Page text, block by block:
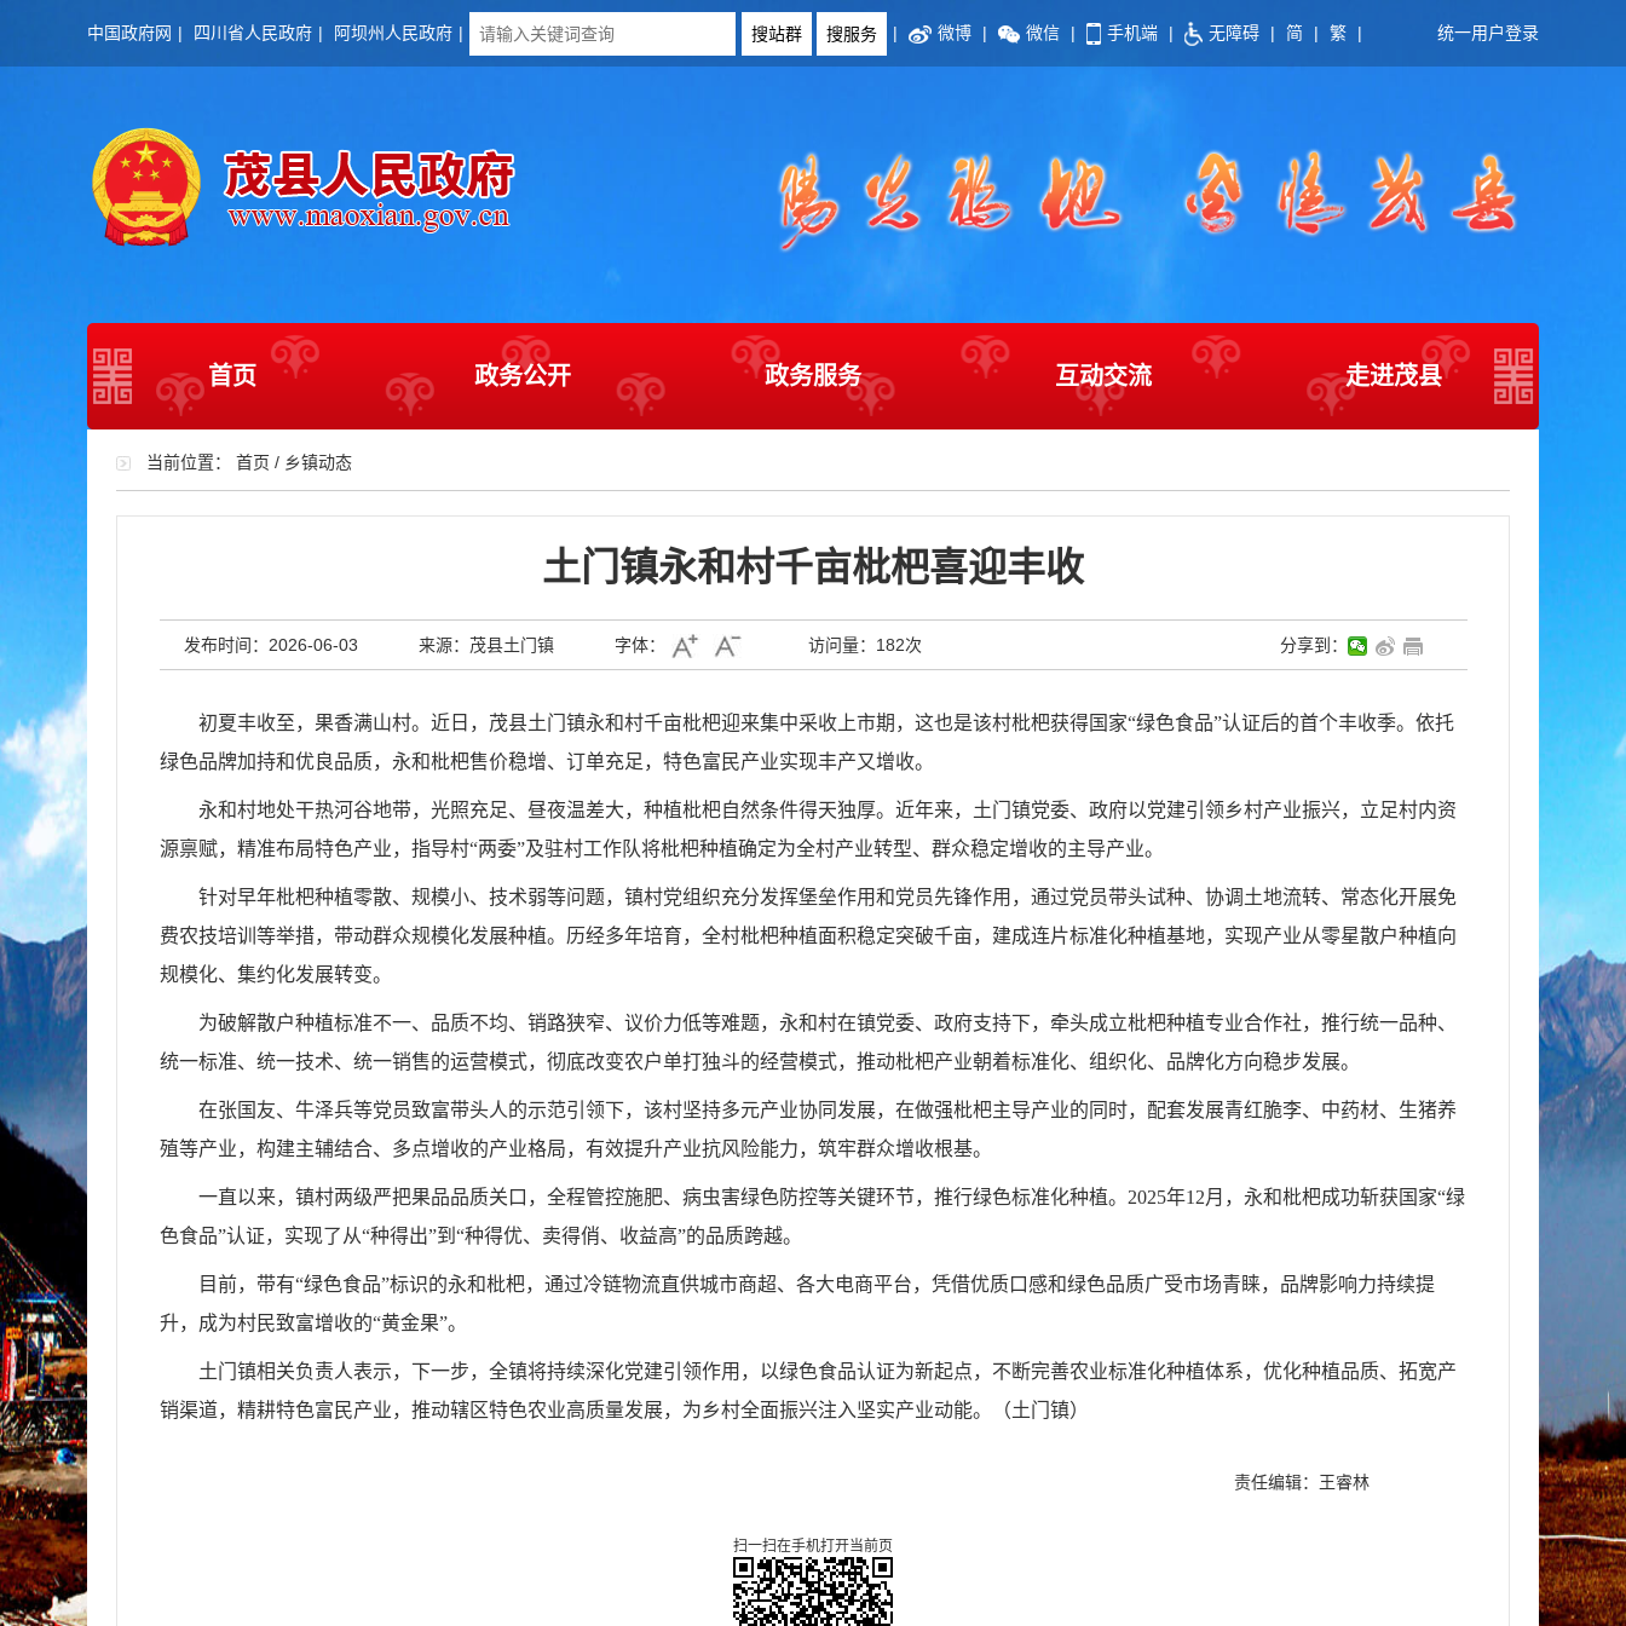
中国政府网 | 四川省人民政府 | 阿坝州人民政府 | | 微博 | 微信 | 手机端 | 无障碍 | 简 | 繁 | 统一用户登录
首页 政务公开 政务服务 互动交流 走进茂县
当前位置： 首页 / 乡镇动态
土门镇永和村千亩枇杷喜迎丰收
发布时间：2026-06-03 来源：茂县土门镇 字体： 访问量： 182次 分享到：
初夏丰收至，果香满山村。近日，茂县土门镇永和村千亩枇杷迎来集中采收上市期，这也是该村枇杷获得国家“绿色食品”认证后的首个丰收季。依托
绿色品牌加持和优良品质，永和枇杷售价稳增、订单充足，特色富民产业实现丰产又增收。
永和村地处干热河谷地带，光照充足、昼夜温差大，种植枇杷自然条件得天独厚。近年来，土门镇党委、政府以党建引领乡村产业振兴，立足村内资
源禀赋，精准布局特色产业，指导村“两委”及驻村工作队将枇杷种植确定为全村产业转型、群众稳定增收的主导产业。
针对早年枇杷种植零散、规模小、技术弱等问题，镇村党组织充分发挥堡垒作用和党员先锋作用，通过党员带头试种、协调土地流转、常态化开展免
费农技培训等举措，带动群众规模化发展种植。历经多年培育，全村枇杷种植面积稳定突破千亩，建成连片标准化种植基地，实现产业从零星散户种植向
规模化、集约化发展转变。
为破解散户种植标准不一、品质不均、销路狭窄、议价力低等难题，永和村在镇党委、政府支持下，牵头成立枇杷种植专业合作社，推行统一品种、
统一标准、统一技术、统一销售的运营模式，彻底改变农户单打独斗的经营模式，推动枇杷产业朝着标准化、组织化、品牌化方向稳步发展。
在张国友、牛泽兵等党员致富带头人的示范引领下，该村坚持多元产业协同发展，在做强枇杷主导产业的同时，配套发展青红脆李、中药材、生猪养
殖等产业，构建主辅结合、多点增收的产业格局，有效提升产业抗风险能力，筑牢群众增收根基。
一直以来，镇村两级严把果品品质关口，全程管控施肥、病虫害绿色防控等关键环节，推行绿色标准化种植。2025年12月，永和枇杷成功斩获国家“绿
色食品”认证，实现了从“种得出”到“种得优、卖得俏、收益高”的品质跨越。
目前，带有“绿色食品”标识的永和枇杷，通过冷链物流直供城市商超、各大电商平台，凭借优质口感和绿色品质广受市场青睐，品牌影响力持续提
升，成为村民致富增收的“黄金果”。
土门镇相关负责人表示，下一步，全镇将持续深化党建引领作用，以绿色食品认证为新起点，不断完善农业标准化种植体系，优化种植品质、拓宽产
销渠道，精耕特色富民产业，推动辖区特色农业高质量发展，为乡村全面振兴注入坚实产业动能。
（土门镇）
责任编辑：王睿林
扫一扫在手机打开当前页